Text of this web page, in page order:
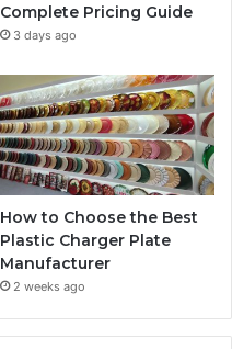
Complete Pricing Guide
3 days ago
How to Choose the Best
Plastic Charger Plate
Manufacturer
2 weeks ago